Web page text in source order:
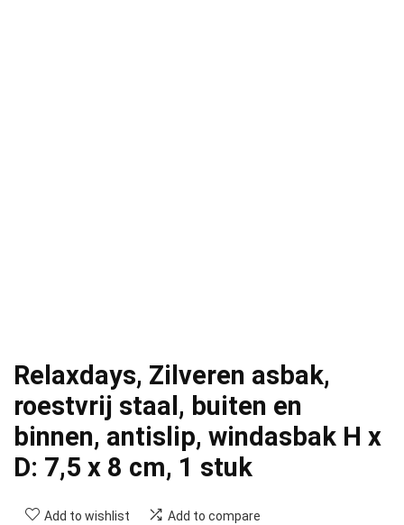
Relaxdays, Zilveren asbak,
roestvrij staal, buiten en
binnen, antislip, windasbak H x
D: 7,5 x 8 cm, 1 stuk
Add to wishlist Add to compare